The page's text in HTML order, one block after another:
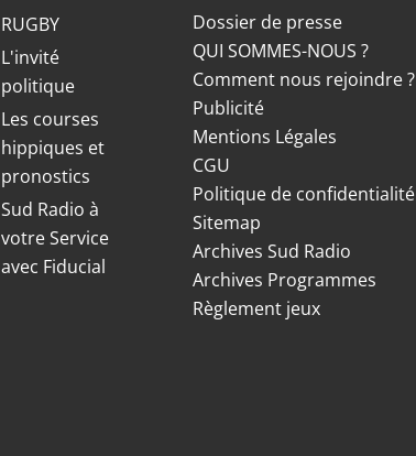
RUGBY
L'invité
politique
Les courses
hippiques et
pronostics
Sud Radio à
votre Service
avec Fiducial
Dossier de presse
QUI SOMMES-NOUS ?
Comment nous rejoindre ?
Publicité
Mentions Légales
CGU
Politique de confidentialité
Sitemap
Archives Sud Radio
Archives Programmes
Règlement jeux